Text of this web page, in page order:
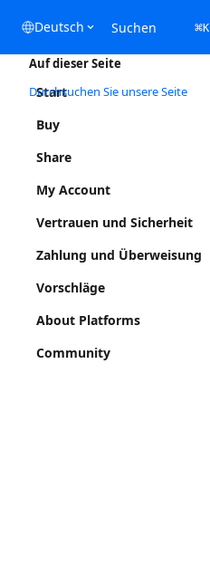
Deutsch Suchen ⌘K
Start
Buy
Share
My Account
Vertrauen und Sicherheit
Zahlung und Überweisung
Vorschläge
About Platforms
Community
Auf dieser Seite
Durchsuchen Sie unsere Seite